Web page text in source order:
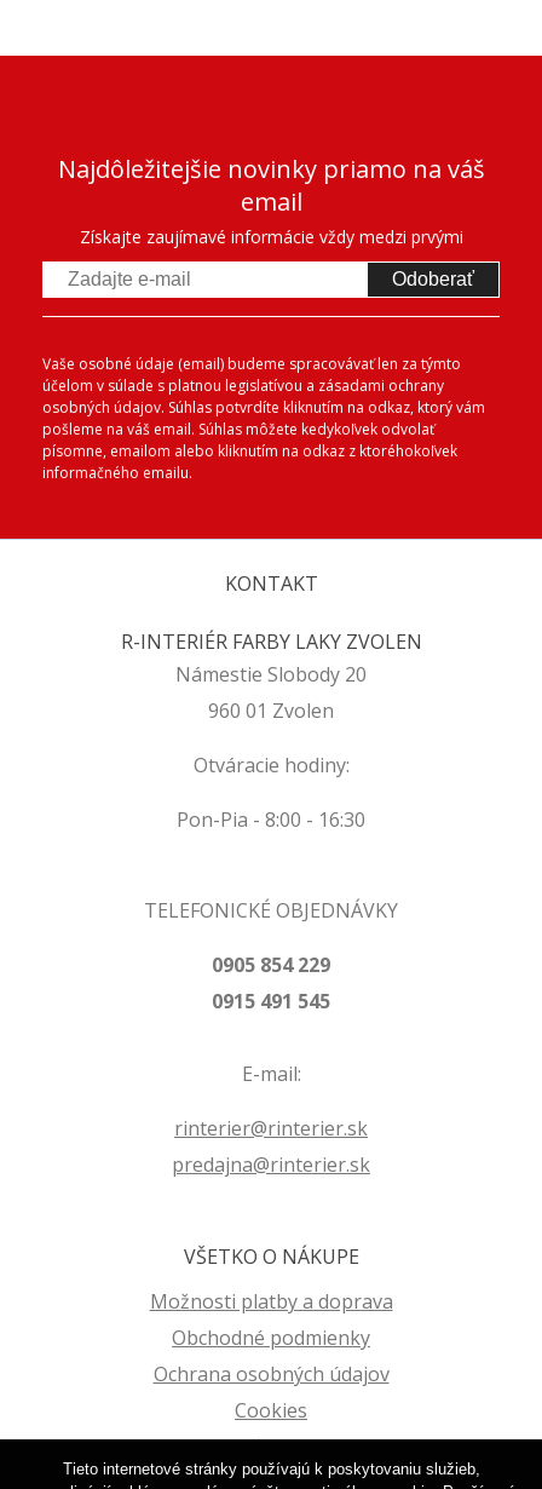
Najdôležitejšie novinky priamo na váš
email
Získajte zaujímavé informácie vždy medzi prvými
Odoberať
Vaše osobné údaje (email) budeme spracovávať len za týmto
účelom v súlade s platnou legislatívou a zásadami ochrany
osobných údajov. Súhlas potvrdíte kliknutím na odkaz, ktorý vám
pošleme na váš email. Súhlas môžete kedykoľvek odvolať
písomne, emailom alebo kliknutím na odkaz z ktoréhokoľvek
informačného emailu.
KONTAKT
R-INTERIÉR FARBY LAKY ZVOLEN
Námestie Slobody 20
960 01 Zvolen
Otváracie hodiny:
Pon-Pia - 8:00 - 16:30
TELEFONICKÉ OBJEDNÁVKY
0905 854 229
0915 491 545
E-mail:
rinterier@rinterier.sk
predajna@rinterier.sk
VŠETKO O NÁKUPE
Možnosti platby a doprava
Obchodné podmienky
Ochrana osobných údajov
Cookies
Reklamačný poriadok
Tieto internetové stránky používajú k poskytovaniu služieb,